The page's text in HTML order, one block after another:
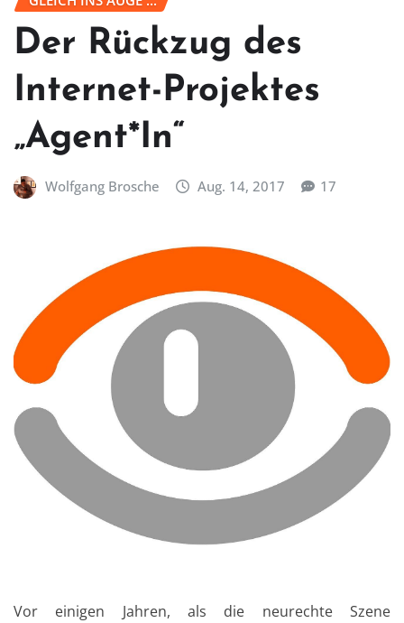
Der Rückzug des
Internet-Projektes
„Agent*In“
Wolfgang Brosche Aug. 14, 2017 17
Vor einigen Jahren, als die neurechte Szene